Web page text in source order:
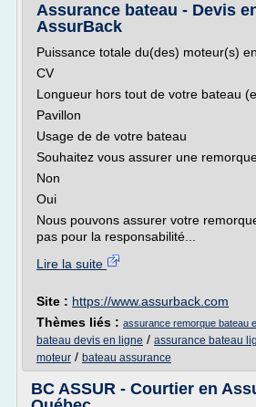
Assurance bateau - Devis
AssurBack
Puissance totale du(des) moteur(s)
CV
Longueur hors tout de votre bateau
Pavillon
Usage de de votre bateau
Souhaitez vous assurer une
Non
Oui
Nous pouvons assurer votre
pas pour la responsabilité...
Lire la suite
Site : https://www.assurback.com
Thèmes liés : assurance remorque bateau
bateau devis en ligne / assurance bateau
moteur / bateau assurance
BC ASSUR - Courtier en